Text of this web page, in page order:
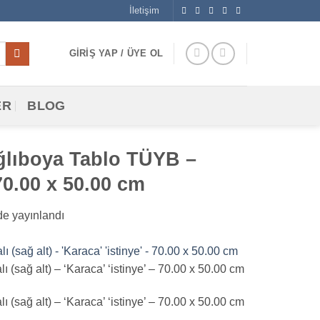
İletişim
GIRIŞ YAP / ÜYE OL
BLOG
Tablo TÜYB –
x 50.00 cm
yayınlandı
alt) – ‘Karaca’ ‘istinye’ – 70.00 x 50.00 cm
alt) – ‘Karaca’ ‘istinye’ – 70.00 x 50.00 cm